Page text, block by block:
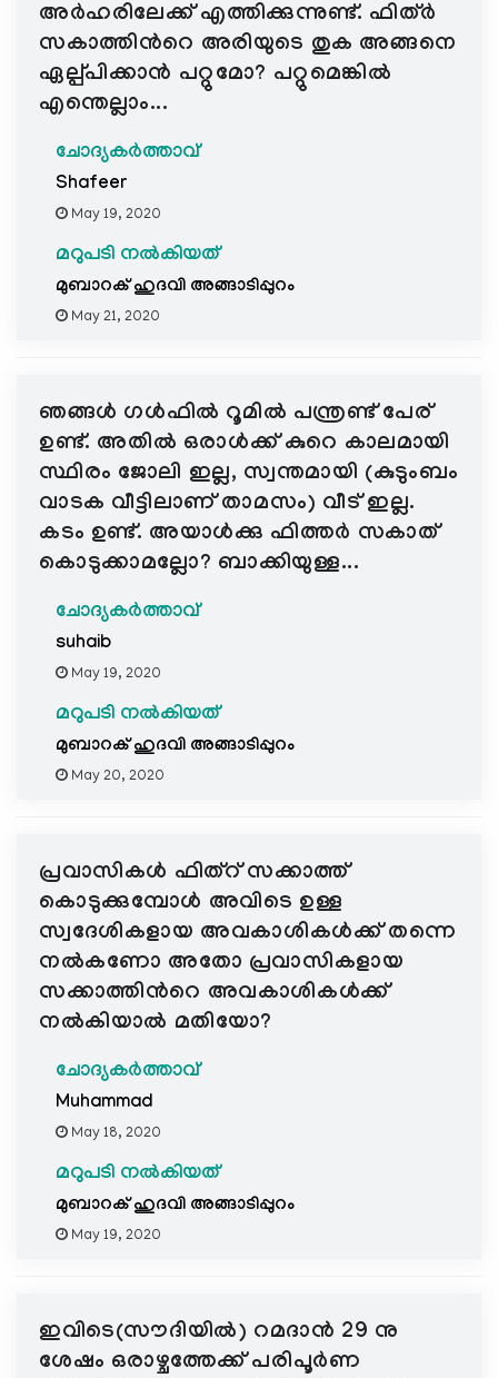
അർഹരിലേക്ക് എത്തിക്കുന്നുണ്ട്. ഫിത്ർ
സകാത്തിന്‍റെ അരിയുടെ തുക അങ്ങനെ
ഏല്പ്പിക്കാൻ പറ്റുമോ? പറ്റുമെങ്കിൽ
എന്തെല്ലാം...
ചോദ്യകർത്താവ്
Shafeer
May 19, 2020
മറുപടി നൽകിയത്
മുബാറക് ഹുദവി അങ്ങാടിപ്പുറം
May 21, 2020
ഞങ്ങൾ ഗൾഫിൽ റൂമിൽ പന്ത്രണ്ട് പേര്
ഉണ്ട്. അതിൽ ഒരാൾക്ക് കുറെ കാലമായി
സ്ഥിരം ജോലി ഇല്ല, സ്വന്തമായി (കുടുംബം
വാടക വീട്ടിലാണ് താമസം) വീട് ഇല്ല.
കടം ഉണ്ട്. അയാൾക്കു ഫിത്തർ സകാത്
കൊടുക്കാമല്ലോ? ബാക്കിയുള്ള...
ചോദ്യകർത്താവ്
suhaib
May 19, 2020
മറുപടി നൽകിയത്
മുബാറക് ഹുദവി അങ്ങാടിപ്പുറം
May 20, 2020
പ്രവാസികൾ ഫിത്റ് സക്കാത്ത്
കൊടുക്കുമ്പോൾ അവിടെ ഉള്ള
സ്വദേശികളായ അവകാശികൾക്ക് തന്നെ
നൽകണോ അതോ പ്രവാസികളായ
സക്കാത്തിന്‍റെ അവകാശികൾക്ക്
നൽകിയാൽ മതിയോ?
ചോദ്യകർത്താവ്
Muhammad
May 18, 2020
മറുപടി നൽകിയത്
മുബാറക് ഹുദവി അങ്ങാടിപ്പുറം
May 19, 2020
ഇവിടെ(സൗദിയിൽ) റമദാൻ 29 നു
ശേഷം ഒരാഴ്ചത്തേക്ക് പരിപൂർണ